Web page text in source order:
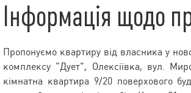
Інформація щодо
Пропонуємо квартиру від власника у
комплексу "Дует", Олексіївка, вул.
кімнатна квартира 9/20 поверхового